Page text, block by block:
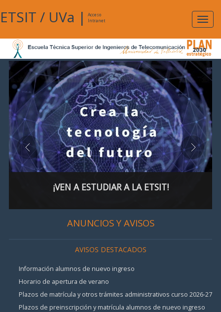
ETSIT / UVa |
Acceso
Intranet
¡VEN A ESTUDIAR A LA ETSIT!
ANUNCIOS Y AVISOS
AVISOS DESTACADOS
Información alumnos de nuevo ingreso
Horario de apertura de verano
Plazos de matrícula y otros trámites administrativos curso 2026-27
Plazos de preinscripción y matrícula alumnos de nuevo ingreso